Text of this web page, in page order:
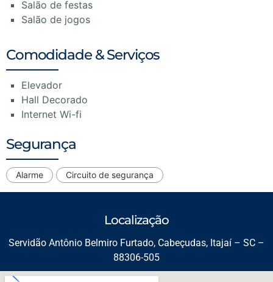
Salão de festas
Salão de jogos
Comodidade & Serviços
Elevador
Hall Decorado
Internet Wi-fi
Segurança
Alarme Circuito de segurança
Localização
Servidão Antônio Belmiro Furtado, Cabeçudas, Itajaí – SC –
88306-505